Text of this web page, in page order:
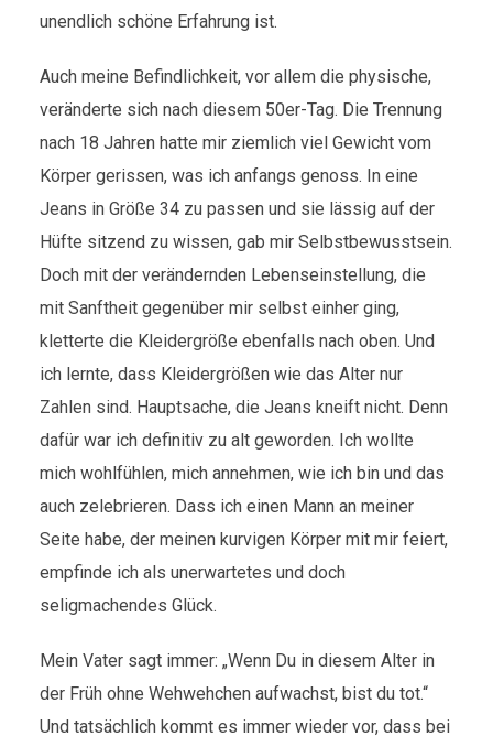
unendlich schöne Erfahrung ist.
Auch meine Befindlichkeit, vor allem die physische,
veränderte sich nach diesem 50er-Tag. Die Trennung
nach 18 Jahren hatte mir ziemlich viel Gewicht vom
Körper gerissen, was ich anfangs genoss. In eine
Jeans in Größe 34 zu passen und sie lässig auf der
Hüfte sitzend zu wissen, gab mir Selbstbewusstsein.
Doch mit der verändernden Lebenseinstellung, die
mit Sanftheit gegenüber mir selbst einher ging,
kletterte die Kleidergröße ebenfalls nach oben. Und
ich lernte, dass Kleidergrößen wie das Alter nur
Zahlen sind. Hauptsache, die Jeans kneift nicht. Denn
dafür war ich definitiv zu alt geworden. Ich wollte
mich wohlfühlen, mich annehmen, wie ich bin und das
auch zelebrieren. Dass ich einen Mann an meiner
Seite habe, der meinen kurvigen Körper mit mir feiert,
empfinde ich als unerwartetes und doch
seligmachendes Glück.
Mein Vater sagt immer: „Wenn Du in diesem Alter in
der Früh ohne Wehwehchen aufwachst, bist du tot.“
Und tatsächlich kommt es immer wieder vor, dass bei